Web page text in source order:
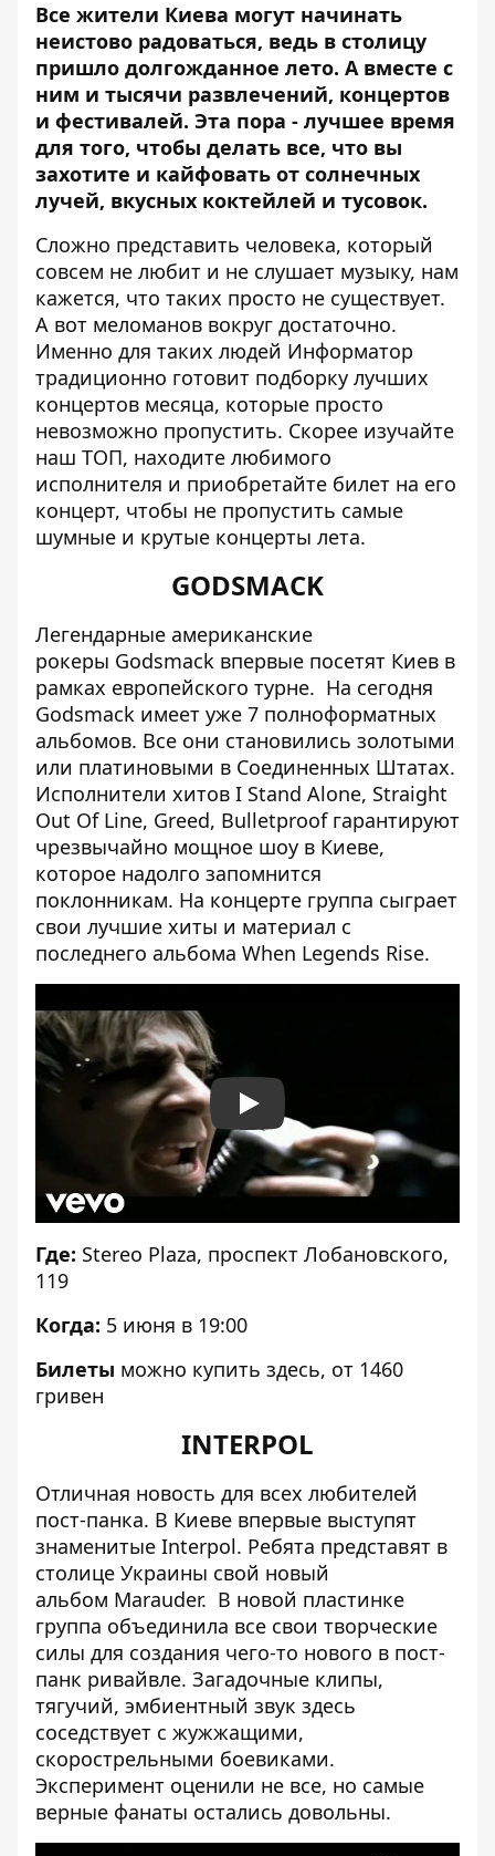
Все жители Киева могут начинать
неистово радоваться, ведь в столицу
пришло долгожданное лето. А вместе с
ним и тысячи развлечений, концертов
и фестивалей. Эта пора - лучшее время
для того, чтобы делать все, что вы
захотите и кайфовать от солнечных
лучей, вкусных коктейлей и тусовок.
Сложно представить человека, который
совсем не любит и не слушает музыку, нам
кажется, что таких просто не существует.
А вот меломанов вокруг достаточно.
Именно для таких людей Информатор
традиционно готовит подборку лучших
концертов месяца, которые просто
невозможно пропустить. Скорее изучайте
наш ТОП, находите любимого
исполнителя и приобретайте билет на его
концерт, чтобы не пропустить самые
шумные и крутые концерты лета.
GODSMACK
Легендарные американские
рокеры Godsmack впервые посетят Киев в
рамках европейского турне. На сегодня
Godsmack имеет уже 7 полноформатных
альбомов. Все они становились золотыми
или платиновыми в Соединенных Штатах.
Исполнители хитов I Stand Alone, Straight
Out Of Line, Greed, Bulletproof гарантируют
чрезвычайно мощное шоу в Киеве,
которое надолго запомнится
поклонникам. На концерте группа сыграет
свои лучшие хиты и материал с
последнего альбома When Legends Rise.
Play
Где: Stereo Plaza, проспект Лобановского,
119
Когда: 5 июня в 19:00
Билеты можно купить здесь, от 1460
гривен
INTERPOL
Отличная новость для всех любителей
пост-панка. В Киеве впервые выступят
знаменитые Interpol. Ребята представят в
столице Украины свой новый
альбом Marauder. В новой пластинке
группа объединила все свои творческие
силы для создания чего-то нового в пост-
панк ривайвле. Загадочные клипы,
тягучий, эмбиентный звук здесь
соседствует с жужжащими,
скорострельными боевиками.
Эксперимент оценили не все, но самые
верные фанаты остались довольны.